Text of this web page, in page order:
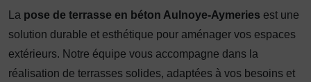
La pose de terrasse en béton Aulnoye-Aymeries est une
solution durable et esthétique pour aménager vos espaces
extérieurs. Notre équipe vous accompagne dans la
réalisation de terrasses solides, adaptées à vos besoins et